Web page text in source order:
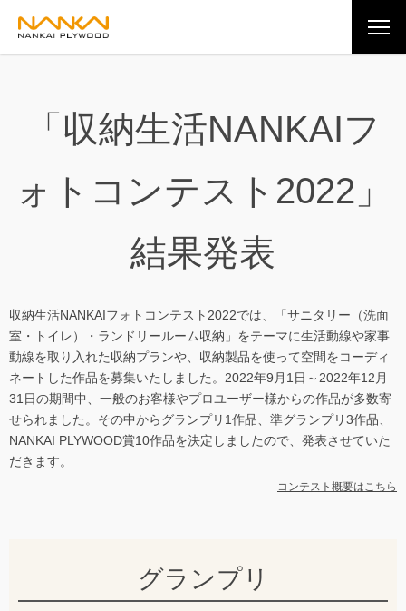
「収納生活NANKAIフ
ォトコンテスト2022」
結果発表
収納生活NANKAIフォトコンテスト2022では、「サニタリー（洗面
室・トイレ）・ランドリールーム収納」をテーマに生活動線や家事
動線を取り入れた収納プランや、収納製品を使って空間をコーディ
ネートした作品を募集いたしました。2022年9月1日～2022年12月
31日の期間中、一般のお客様やプロユーザー様からの作品が多数寄
せられました。その中からグランプリ1作品、準グランプリ3作品、
NANKAI PLYWOOD賞10作品を決定しましたので、発表させていた
だきます。
コンテスト概要はこちら
グランプリ